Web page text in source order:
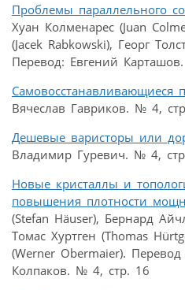
Проблемы параллельного
Хуан Колменарес (Juan
(Jacek Rabkowski), Георг
Перевод: Евгений
Самовосстанавливающиеся
Вячеслав Гавриков. № 4,
Дешевые варисторы или
Владимир Гуревич. № 4,
Новые кристаллы и
повышения плотности
(Stefan Häuser), Бернард
Томас Хуртген (Thomas
(Werner Obermaier).
Колпаков. № 4, стр. 16